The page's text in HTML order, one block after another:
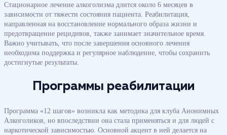
Стационарное лечение алкоголизма длится около 6 месяцев в
зависимости от тяжести состояния пациента. Реабилитация,
направленная на восстановление нормального образа жизни и
предотвращение рецидивов, также занимает значительное время.
Важно учитывать, что после завершения основного лечения
необходима поддержка и регулярное наблюдение, чтобы сохранить
достигнутые результаты.
Программы реабилитации
Программа «12 шагов» возникла как методика для клуба Анонимных
Алкоголиков, но впоследствии она стала применяться и для людей с
наркотической зависимостью. Основной акцент в ней делается на